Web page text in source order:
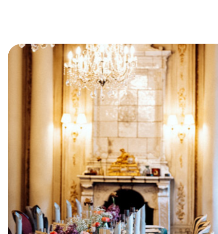
шефами и нестандартными маркетинговыми
ходами, например, созданием сезонных pop-up
проектов.
РЕСТОРАНЫ РАППОПОРТА